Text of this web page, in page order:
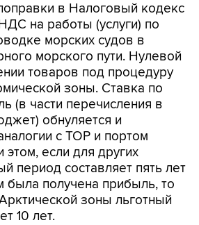
в Налоговый кодекс
на работы (услуги) по
морских судов в
морского пути. Нулевой
товаров под процедуру
зоны. Ставка по
(в части перечисления в
обнуляется и
с ТОР и портом
этом, если для других
период составляет пять лет
была получена прибыль, то
зоны льготный
10 лет.